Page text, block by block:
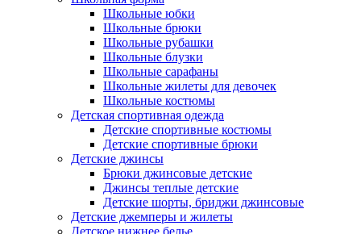
Школьные юбки
Школьные брюки
Школьные рубашки
Школьные блузки
Школьные сарафаны
Школьные жилеты для девочек
Школьные костюмы
Детская спортивная одежда
Детские спортивные костюмы
Детские спортивные брюки
Детские джинсы
Брюки джинсовые детские
Джинсы теплые детские
Детские шорты, бриджи джинсовые
Детские джемперы и жилеты
Детское нижнее белье